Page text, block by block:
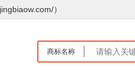
）
商标名称